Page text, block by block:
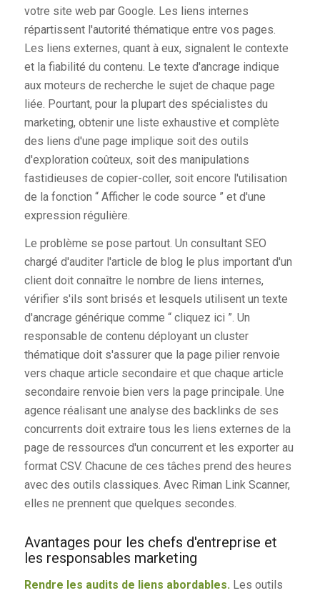
votre site web par Google. Les liens internes
répartissent l'autorité thématique entre vos pages.
Les liens externes, quant à eux, signalent le contexte
et la fiabilité du contenu. Le texte d'ancrage indique
aux moteurs de recherche le sujet de chaque page
liée. Pourtant, pour la plupart des spécialistes du
marketing, obtenir une liste exhaustive et complète
des liens d'une page implique soit des outils
d'exploration coûteux, soit des manipulations
fastidieuses de copier-coller, soit encore l'utilisation
de la fonction “ Afficher le code source ” et d'une
expression régulière.
Le problème se pose partout. Un consultant SEO
chargé d'auditer l'article de blog le plus important d'un
client doit connaître le nombre de liens internes,
vérifier s'ils sont brisés et lesquels utilisent un texte
d'ancrage générique comme “ cliquez ici ”. Un
responsable de contenu déployant un cluster
thématique doit s'assurer que la page pilier renvoie
vers chaque article secondaire et que chaque article
secondaire renvoie bien vers la page principale. Une
agence réalisant une analyse des backlinks de ses
concurrents doit extraire tous les liens externes de la
page de ressources d'un concurrent et les exporter au
format CSV. Chacune de ces tâches prend des heures
avec des outils classiques. Avec Riman Link Scanner,
elles ne prennent que quelques secondes.
Avantages pour les chefs d'entreprise et
les responsables marketing
Rendre les audits de liens abordables. Les outils